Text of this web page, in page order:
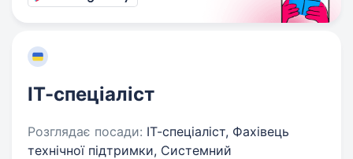
ІТ-спеціаліст
Розглядає посади: ІТ-спеціаліст, Фахівець
технічної підтримки, Системний